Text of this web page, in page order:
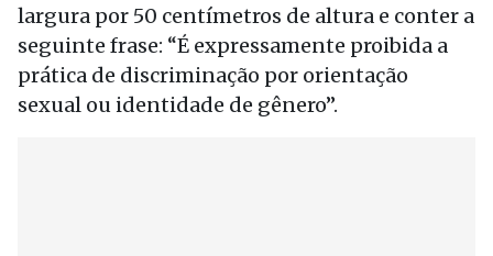
largura por 50 centímetros de altura e conter a
seguinte frase: “É expressamente proibida a
prática de discriminação por orientação
sexual ou identidade de gênero”.